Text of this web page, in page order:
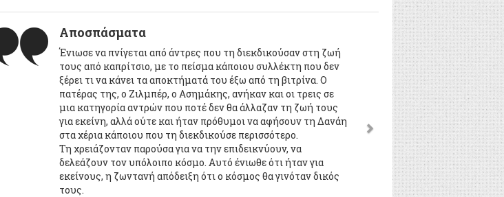
Αποσπάσματα
Ένιωσε να πνίγεται από άντρες που τη διεκδικούσαν στη ζωή
τους από καπρίτσιο, με το πείσμα κάποιου συλλέκτη που δεν
ξέρει τι να κάνει τα αποκτήματά του έξω από τη βιτρίνα. Ο
πατέρας της, ο Ζιλμπέρ, ο Ασημάκης, ανήκαν και οι τρεις σε
μια κατηγορία αντρών που ποτέ δεν θα άλλαζαν τη ζωή τους
για εκείνη, αλλά ούτε και ήταν πρόθυμοι να αφήσουν τη Δανάη
στα χέρια κάποιου που τη διεκδικούσε περισσότερο.
Τη χρειάζονταν παρούσα για να την επιδεικνύουν, να
δελεάζουν τον υπόλοιπο κόσμο. Αυτό ένιωθε ότι ήταν για
εκείνους, η ζωντανή απόδειξη ότι ο κόσμος θα γινόταν δικός
τους.